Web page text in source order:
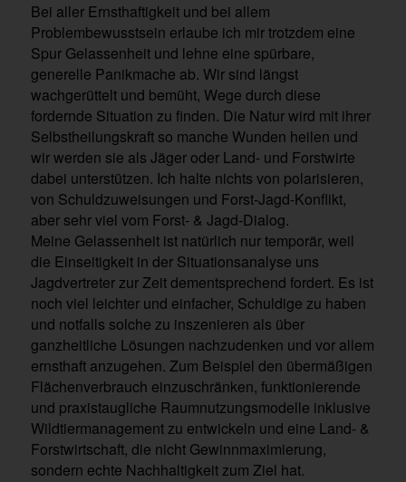
Bei aller Ernsthaftigkeit und bei allem
Problembewusstsein erlaube ich mir trotzdem eine
Spur Gelassenheit und lehne eine spürbare,
generelle Panikmache ab. Wir sind längst
wachgerüttelt und bemüht, Wege durch diese
fordernde Situation zu finden. Die Natur wird mit ihrer
Selbstheilungskraft so manche Wunden heilen und
wir werden sie als Jäger oder Land- und Forstwirte
dabei unterstützen. Ich halte nichts von polarisieren,
von Schuldzuweisungen und Forst-Jagd-Konflikt,
aber sehr viel vom Forst- & Jagd-Dialog.
Meine Gelassenheit ist natürlich nur temporär, weil
die Einseitigkeit in der Situationsanalyse uns
Jagdvertreter zur Zeit dementsprechend fordert. Es ist
noch viel leichter und einfacher, Schuldige zu haben
und notfalls solche zu inszenieren als über
ganzheitliche Lösungen nachzudenken und vor allem
ernsthaft anzugehen. Zum Beispiel den übermäßigen
Flächenverbrauch einzuschränken, funktionierende
und praxistaugliche Raumnutzungsmodelle inklusive
Wildtiermanagement zu entwickeln und eine Land- &
Forstwirtschaft, die nicht Gewinnmaximierung,
sondern echte Nachhaltigkeit zum Ziel hat.